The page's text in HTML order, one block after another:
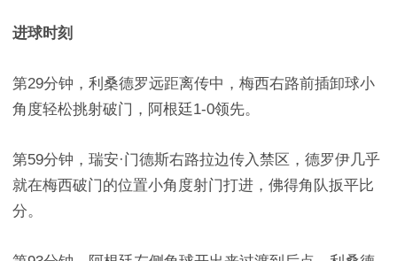
进球时刻
第29分钟，利桑德罗远距离传中，梅西右路前插卸球小
角度轻松挑射破门，阿根廷1-0领先。
第59分钟，瑞安·门德斯右路拉边传入禁区，德罗伊几乎
就在梅西破门的位置小角度射门打进，佛得角队扳平比
分。